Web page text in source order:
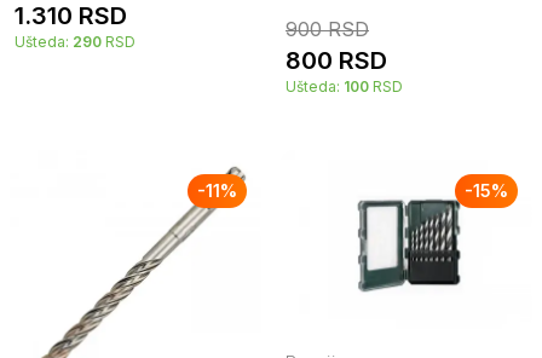
1.310 RSD
Ušteda: 290 RSD
900RSD
800 RSD
Ušteda: 100 RSD
-11% -15%